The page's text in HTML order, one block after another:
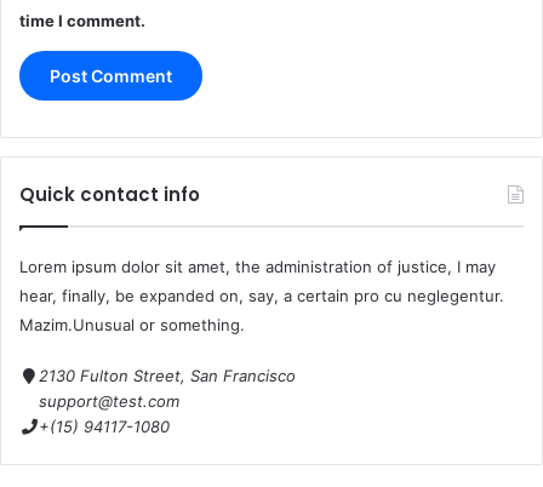
time I comment.
Quick contact info
Lorem ipsum dolor sit amet, the administration of justice, I may
hear, finally, be expanded on, say, a certain pro cu neglegentur.
Mazim.Unusual or something.
2130 Fulton Street, San Francisco
support@test.com
+(15) 94117-1080